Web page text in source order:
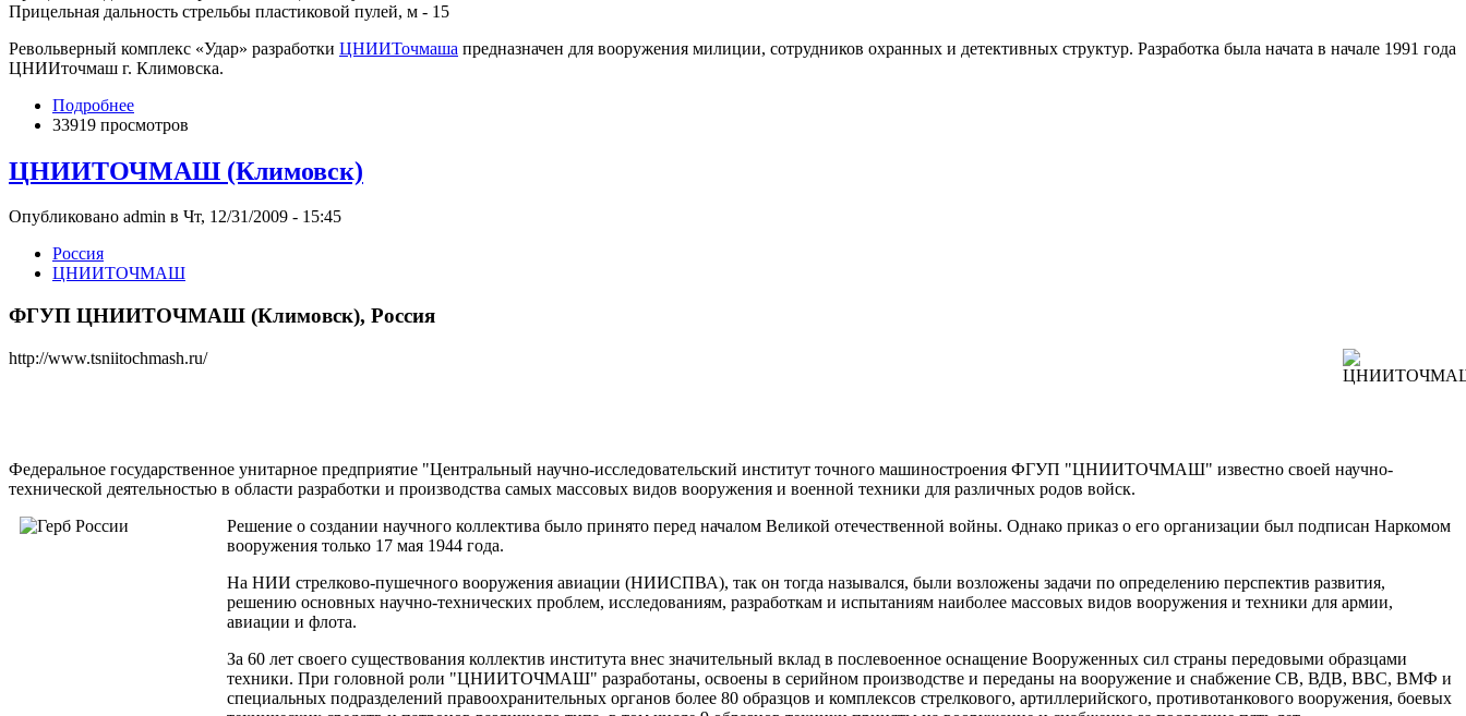
Прицельная дальность стрельбы пластиковой пулей, м - 15
Револьверный комплекс «Удар» разработки ЦНИИТочмаша предназначен для вооружения милиции, сотрудников охранных и детективных структур. Разработка была начата в начале 1991 года
ЦНИИточмаш г. Климовска.
Подробнее
33919 просмотров
ЦНИИТОЧМАШ (Климовск)
Опубликовано admin в Чт, 12/31/2009 - 15:45
Росcия
ЦНИИТОЧМАШ
ФГУП ЦНИИТОЧМАШ (Климовск), Россия
http://www.tsniitochmash.ru/
Федеральное государственное унитарное предприятие "Центральный научно-исследовательский институт точного машиностроения ФГУП "ЦНИИТОЧМАШ" известно своей научно-
технической деятельностью в области разработки и производства самых массовых видов вооружения и военной техники для различных родов войск.
Решение о создании научного коллектива было принято перед началом Великой отечественной войны. Однако приказ о его организации был подписан Наркомом
вооружения только 17 мая 1944 года.
На НИИ стрелково-пушечного вооружения авиации (НИИСПВА), так он тогда назывался, были возложены задачи по определению перспектив развития,
решению основных научно-технических проблем, исследованиям, разработкам и испытаниям наиболее массовых видов вооружения и техники для армии,
авиации и флота.
За 60 лет своего существования коллектив института внес значительный вклад в послевоенное оснащение Вооруженных сил страны передовыми образцами
техники. При головной роли "ЦНИИТОЧМАШ" разработаны, освоены в серийном производстве и переданы на вооружение и снабжение СВ, ВДВ, ВВС, ВМФ и
специальных подразделений правоохранительных органов более 80 образцов и комплексов стрелкового, артиллерийского, противотанкового вооружения, боевых